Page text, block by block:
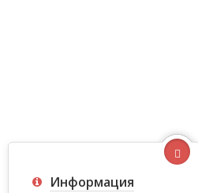
Информация